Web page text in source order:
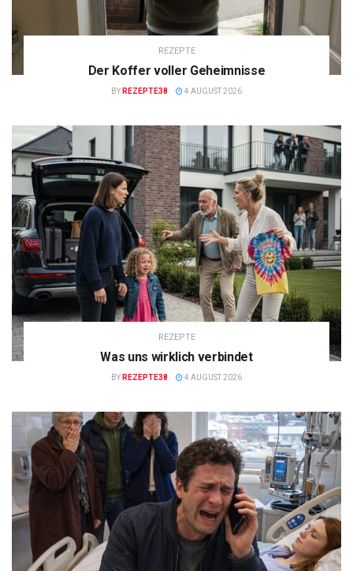
REZEPTE
Der Koffer voller Geheimnisse
BY REZEPTE38 4 AUGUST 2026
REZEPTE
Was uns wirklich verbindet
BY REZEPTE38 4 AUGUST 2026